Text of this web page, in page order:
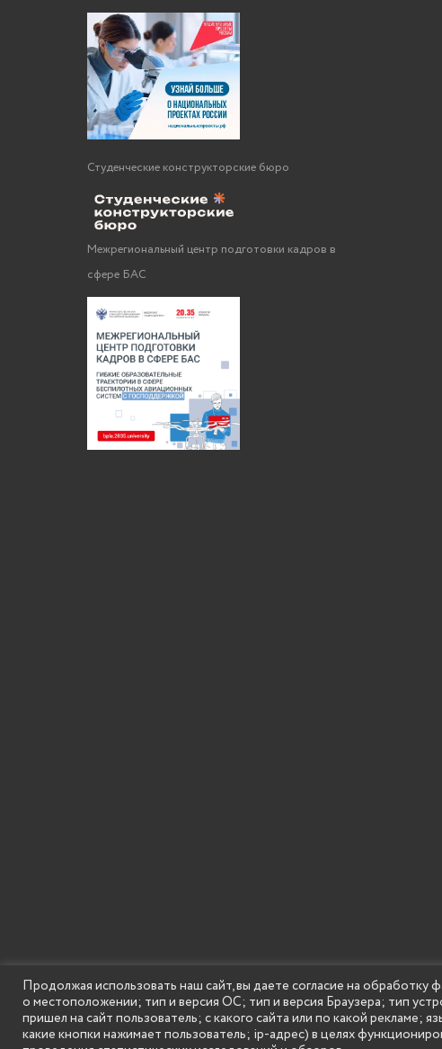
Студенческие конструкторские бюро
Межрегиональный центр подготовки кадров в
сфере БАС
MENU
Продолжая использовать наш сайт, вы даете согласие на обработку
о местоположении; тип и версия ОС; тип и версия Браузера; тип
пришел на сайт пользователь; с какого сайта или по какой рекламе;
какие кнопки нажимает пользователь; ip-адрес) в целях